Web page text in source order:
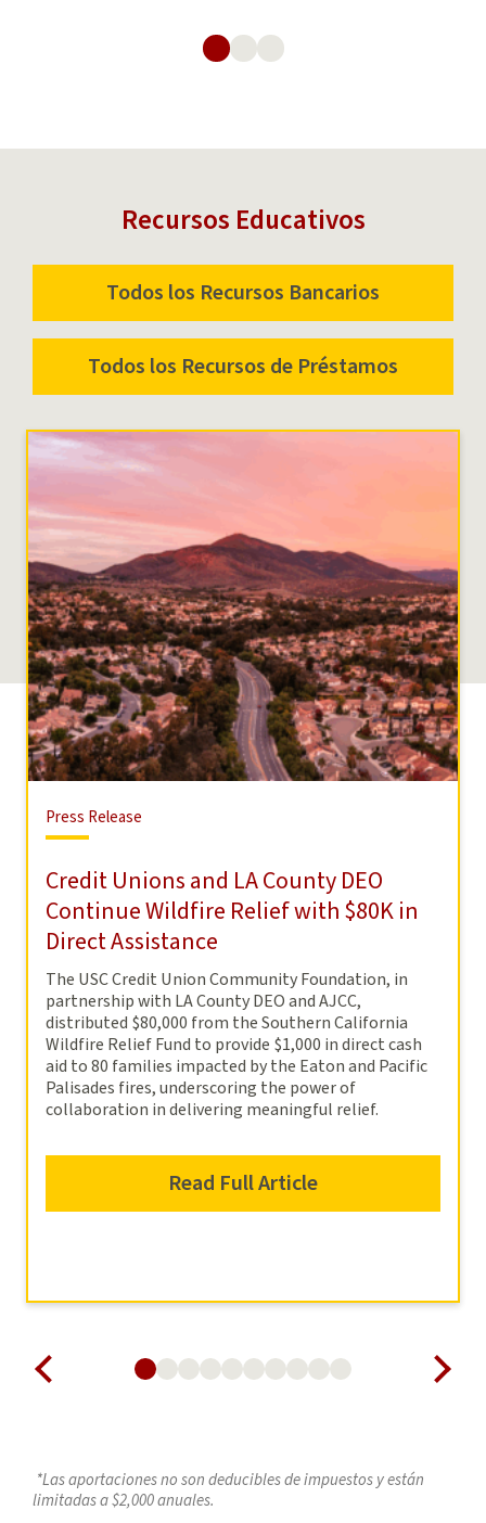
Recursos Educativos
Todos los Recursos Bancarios
Todos los Recursos de Préstamos
Press Release
Credit Unions and LA County DEO
Continue Wildfire Relief with $80K in
Direct Assistance
The USC Credit Union Community Foundation, in
partnership with LA County DEO and AJCC,
distributed $80,000 from the Southern California
Wildfire Relief Fund to provide $1,000 in direct cash
aid to 80 families impacted by the Eaton and Pacific
Palisades fires, underscoring the power of
collaboration in delivering meaningful relief.
Read Full Article
*Las aportaciones no son deducibles de impuestos y están
limitadas a $2,000 anuales.